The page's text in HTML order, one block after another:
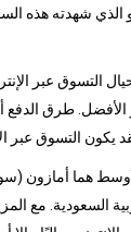
التسوق عبر
الأفضل. طرق الدفع
التسوق عبر
هما أمازون
السعودية. مع